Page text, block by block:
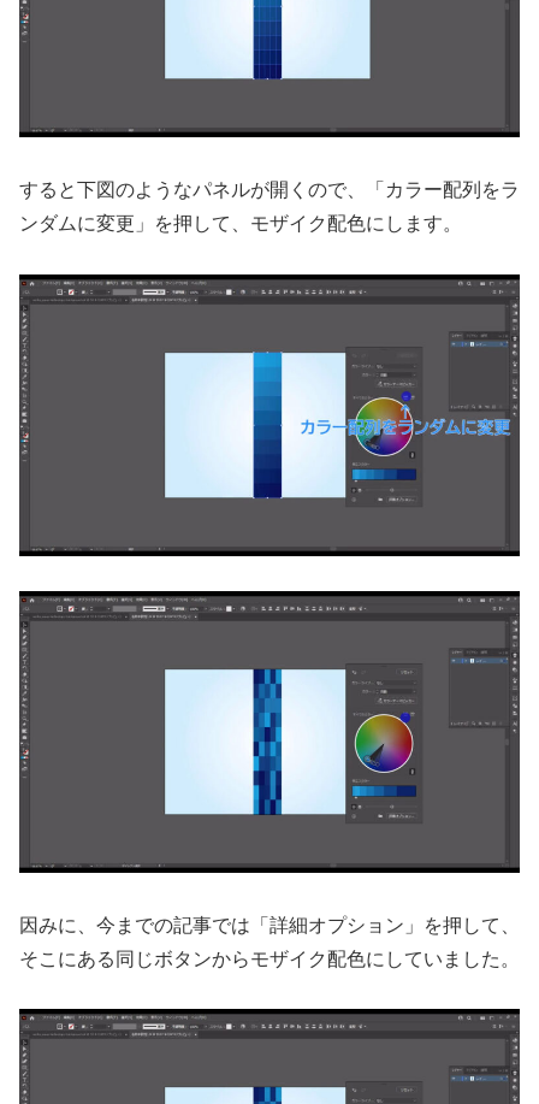
すると下図のようなパネルが開くので、「カラー配列をラ
ンダムに変更」を押して、モザイク配色にします。
因みに、今までの記事では「詳細オプション」を押して、
そこにある同じボタンからモザイク配色にしていました。